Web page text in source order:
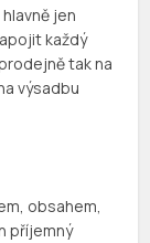
jen
každý
tak na
výsadbu
obsahem,
příjemný